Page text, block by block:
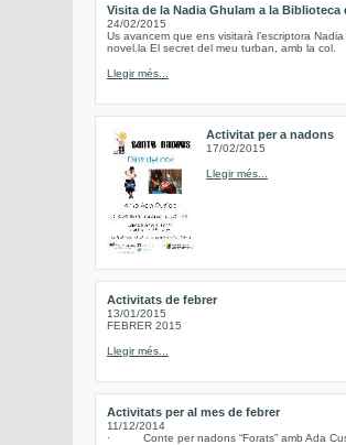
Visita de la Nadia Ghulam a la Biblioteca
24/02/2015
Us avancem que ens visitarà l’escriptora
novel.la El secret del meu turban, amb la col.
Llegir més...
Activitat per a nadons
17/02/2015
Llegir més...
Activitats de febrer
13/01/2015
FEBRER 2015
Llegir més...
Activitats per al mes de febrer
11/12/2014
· Conte per nadons “Forats” amb Ada